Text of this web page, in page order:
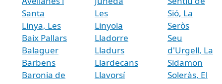
Santa
Linya, Les
Baix Pallars
Balaguer
Barbens
Baronia de
Les
Linyola
Lladorre
Lladurs
Llardecans
Llavorsí
Sió, La
Seròs
Seu
d'Urgell, La
Sidamon
Soleràs, El